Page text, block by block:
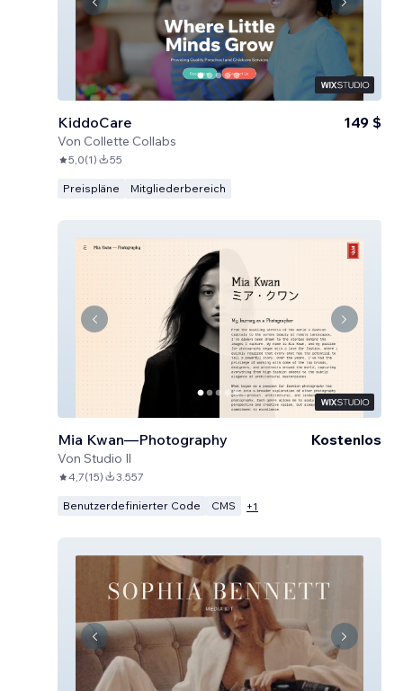
KiddoCare
Von Collette Collabs
149 $
5,0(1) 55
Preispläne Mitgliederbereich
Mia Kwan—Photography
Von Studio Il
Kostenlos
4,7(15) 3.557
Benutzerdefinierter Code CMS +1